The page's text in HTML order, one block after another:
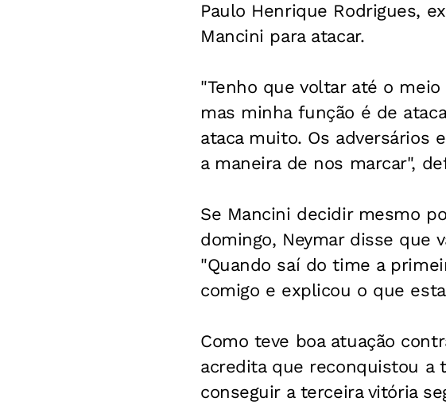
Paulo Henrique Rodrigues,
Mancini para atacar.
"Tenho que voltar até o
mas minha função é de
ataca muito. Os adversários
a maneira de nos marcar",
Se Mancini decidir mesmo
domingo, Neymar disse que
"Quando saí do time a
comigo e explicou o que
Como teve boa atuação
acredita que reconquistou a
conseguir a terceira vitória